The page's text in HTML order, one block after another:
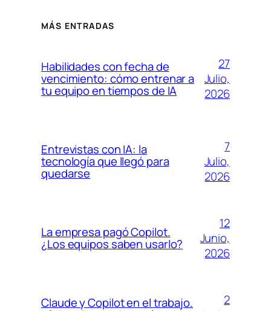
MÁS ENTRADAS
Habilidades con fecha de
vencimiento: cómo entrenar a
tu equipo en tiempos de IA
27
Julio,
2026
Entrevistas con IA: la
tecnología que llegó para
quedarse
7
Julio,
2026
La empresa pagó Copilot.
¿Los equipos saben usarlo?
12
Junio,
2026
Claude y Copilot en el trabajo.
2